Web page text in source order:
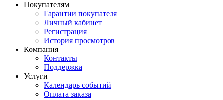
Покупателям
Гарантии покупателя
Личный кабинет
Регистрация
История просмотров
Компания
Контакты
Поддержка
Услуги
Календарь событий
Оплата заказа